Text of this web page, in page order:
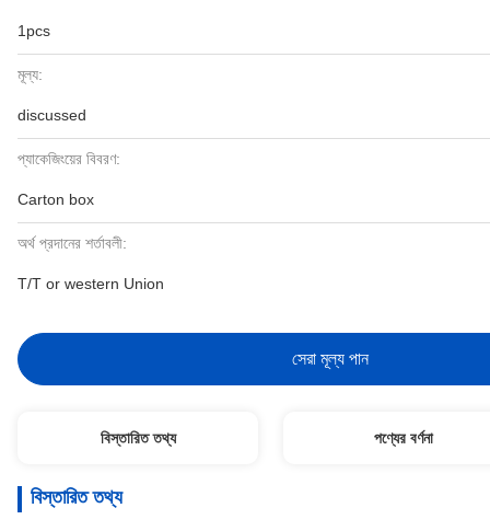
1pcs
মূল্য:
discussed
প্যাকেজিংয়ের বিবরণ:
Carton box
অর্থ প্রদানের শর্তাবলী:
T/T or western Union
সেরা মূল্য পান
বিস্তারিত তথ্য পণ্যের বর্ণনা
বিস্তারিত তথ্য